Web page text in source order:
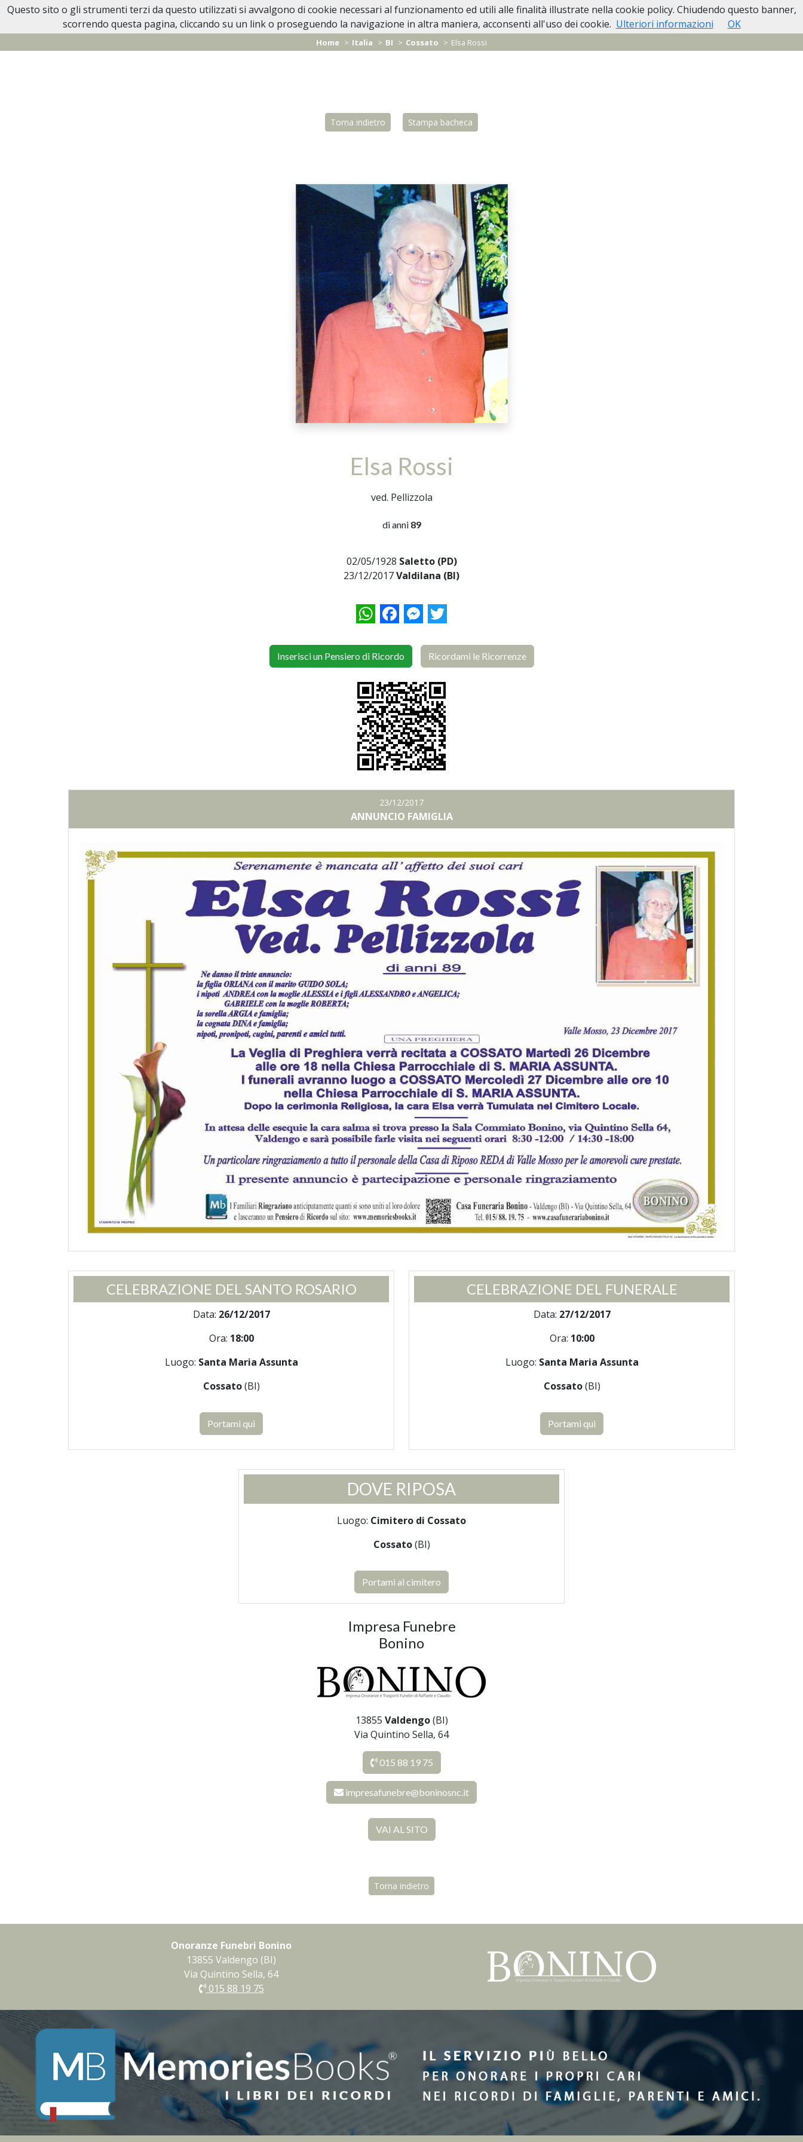
Necrologi Biella Home In Caso di Decesso Lutti Personaggi Pubblici Casa Funeraria Biella Contatti
Home Italia BI Cossato Elsa Rossi
Torna indietro Stampa bacheca
Elsa Rossi
ved. Pellizzola
di anni 89
02/05/1928 Saletto (PD)
23/12/2017Valdilana (BI)
WhatsAppFacebookMessenger
Twitter
Inserisci un Pensiero di Ricordo Ricordami le Ricorrenze
23/12/2017
ANNUNCIO FAMIGLIA
CELEBRAZIONE DEL SANTO ROSARIO
Data: 26/12/2017
Ora: 18:00
Luogo: Santa Maria Assunta
Cossato(BI)
Portami qui
CELEBRAZIONE DEL FUNERALE
Data: 27/12/2017
Ora: 10:00
Luogo: Santa Maria Assunta
Cossato(BI)
Portami qui
DOVE RIPOSA
Luogo: Cimitero di Cossato
Cossato(BI)
Portami al cimitero
Impresa Funebre
Bonino
13855 Valdengo(BI)
Via Quintino Sella, 64
015 88 19 75
impresafunebre@boninosnc.it
VAI AL SITO
Torna indietro
Onoranze Funebri Bonino
13855 Valdengo (BI)
Via Quintino Sella, 64
015 88 19 75
Questo sito o gli strumenti terzi da questo utilizzati si avvalgono di cookie necessari al funzionamento ed utili alle finalità illustrate nella cookie policy. Chiudendo questo banner,
scorrendo questa pagina, cliccando su un link o proseguendo la navigazione in altra maniera, acconsenti all'uso dei cookie. Ulteriori informazioni OK